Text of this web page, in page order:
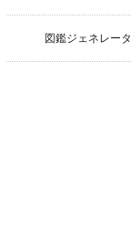
図鑑ジェネレータ